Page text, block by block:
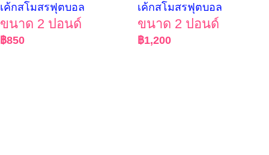
เค้กสโมสรฟุตบอล
ขนาด 2 ปอนด์
฿850
เค้กสโมสรฟุตบอล
ขนาด 2 ปอนด์
฿1,200